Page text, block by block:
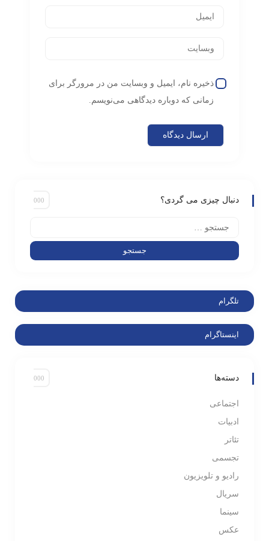
ذخیره نام، ایمیل و وبسایت من در مرورگر برای
زمانی که دوباره دیدگاهی می‌نویسم.
دنبال چیزی می گردی؟
برای:
تلگرام
اینستاگرام
دسته‌ها
اجتماعی
ادبیات
تئاتر
تجسمی
رادیو و تلویزیون
سریال
سینما
عکس